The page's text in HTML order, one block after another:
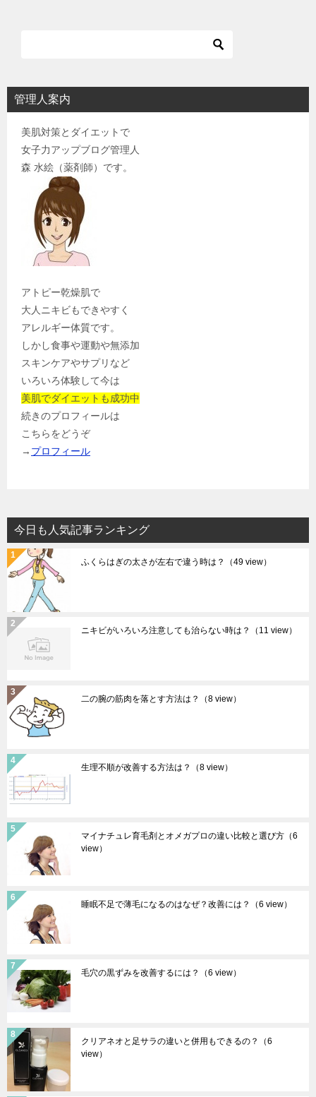
管理人案内
美肌対策とダイエットで
女子力アップブログ管理人
森 水絵（薬剤師）です。
アトピー乾燥肌で
大人ニキビもできやすく
アレルギー体質です。
しかし食事や運動や無添加
スキンケアやサプリなど
いろいろ体験して今は
美肌でダイエットも成功中
続きのプロフィールは
こちらをどうぞ
→ プロフィール
今日も人気記事ランキング
ふくらはぎの太さが左右で違う時は？ （49 view）
ニキビがいろいろ注意しても治らない時は？ （11 view）
二の腕の筋肉を落とす方法は？ （8 view）
生理不順が改善する方法は？ （8 view）
マイナチュレ育毛剤とオメガプロの違い比較と選び方 （6
view）
睡眠不足で薄毛になるのはなぜ？改善には？ （6 view）
毛穴の黒ずみを改善するには？ （6 view）
クリアネオと足サラの違いと併用もできるの？
（6
view）